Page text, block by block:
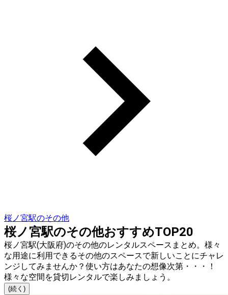
桜ノ宮駅のその他
桜ノ宮駅のその他おすすめTOP20
桜ノ宮駅(大阪府)のその他のレンタルスペースまとめ。様々
な用途に利用できるその他のスペースで新しいことにチャレ
ンジしてみませんか？使い方はあなたの想像次第・・・！
様々な空間を貸切レンタルで楽しみましょう。
(続く)